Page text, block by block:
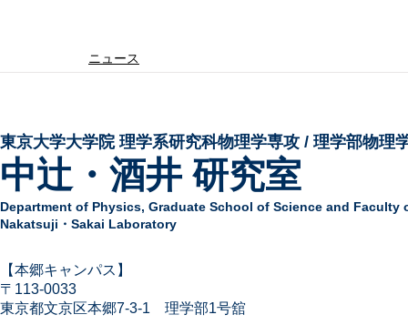
ニュース
東京大学大学院 ​理学系研究科物理学専攻 / 理学部物理
中辻・酒井 研究室
Department of Physics, Graduate School of Science and Faculty
Nakatsuji・Sakai Laboratory
​【本郷キャンパス】
〒113-0033
東京都文京区本郷7-3-1
理学部1号舘